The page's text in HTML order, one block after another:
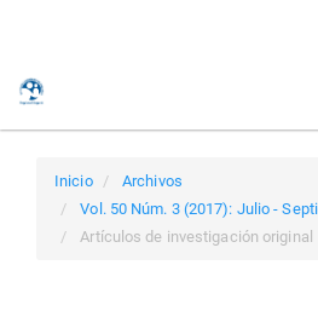
Inicio
Archivos
Vol. 50 Núm. 3 (2017): Julio -
Artículos de investigación original